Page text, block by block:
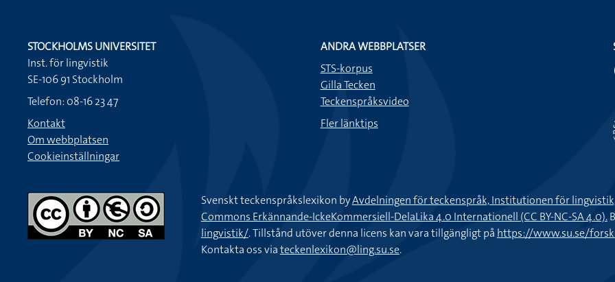
STOCKHOLMS UNIVERSITET
Inst. för lingvistik
SE-106 91 Stockholm
Telefon: 08-16 23 47
Kontakt
Om webbplatsen
Cookieinställningar
ANDRA WEBBPLATSER
STS-korpus
Gilla Tecken
Teckenspråksvideo
Fler länktips
Svenskt teckenspråkslexikon byAvdelningen för teckenspråk, Institutionen för
Commons Erkännande-IckeKommersiell-DelaLika 4.0 Internationell (CC BY-NC-SA 4.0).
lingvistik/. Tillstånd utöver denna licens kan vara tillgängligt på https://www.su.se/
Kontakta oss viateckenlexikon@ling.su.se.